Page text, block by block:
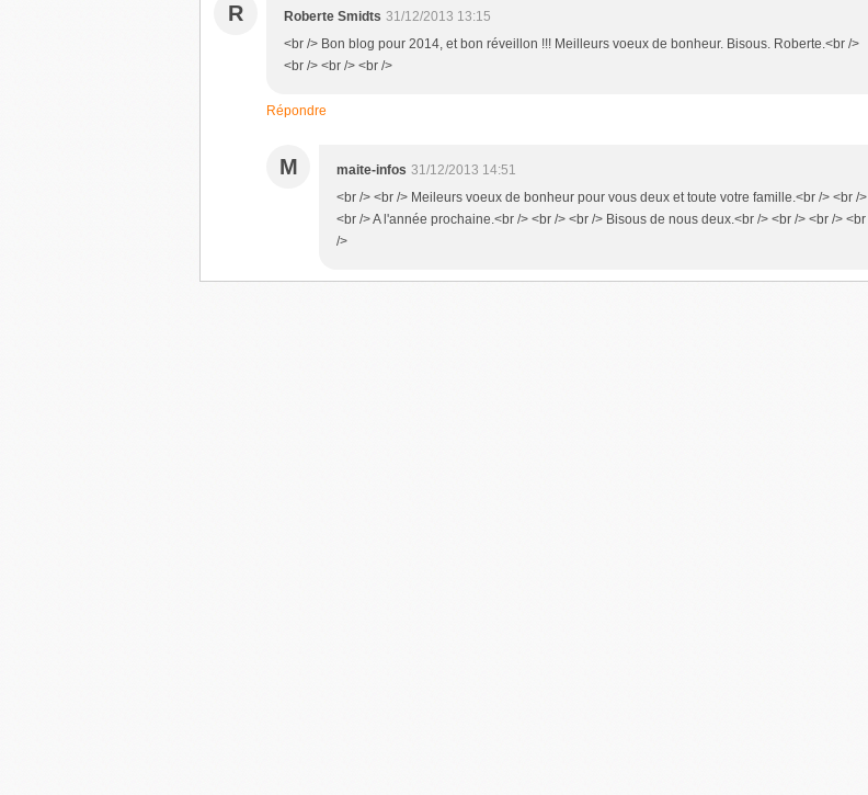
R Roberte Smidts 31/12/2013 13:15
<br /> Bon blog pour 2014, et bon réveillon !!! Meilleurs voeux de bonheur. Bisous. Roberte.<br />
<br /> <br /> <br />
Répondre
M maite-infos 31/12/2013 14:51
<br /> <br /> Meileurs voeux de bonheur pour vous deux et toute votre famille.<br /> <br />
<br /> A l'année prochaine.<br /> <br /> <br /> Bisous de nous deux.<br /> <br /> <br /> <br
/>